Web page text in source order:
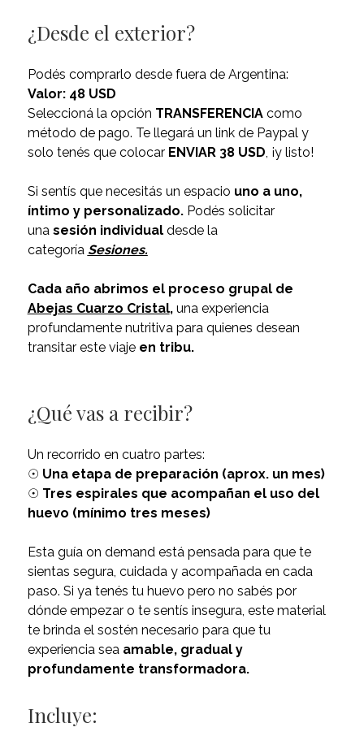
¿Desde el exterior?
Podés comprarlo desde fuera de Argentina:
Valor: 48 USD
Seleccioná la opción TRANSFERENCIAcomo
método de pago. Te llegará un link de Paypal y
solo tenés que colocar ENVIAR 38 USD , ¡y listo!
Si sentís que necesitás un espacio uno a uno,
íntimo y personalizado.Podés solicitar
una sesión individualdesde la
categoría Sesiones.
Cada año abrimos el proceso grupal de
Abejas Cuarzo Cristal, una experiencia
profundamente nutritiva para quienes desean
transitar este viaje en tribu.
¿Qué vas a recibir?
Un recorrido en cuatro partes:
☉ Una etapa de preparación (aprox. un mes)
☉ Tres espirales que acompañan el uso del
huevo (mínimo tres meses)
Esta guía on demand está pensada para que te
sientas segura, cuidada y acompañada en cada
paso. Si ya tenés tu huevo pero no sabés por
dónde empezar o te sentís insegura, este material
te brinda el sostén necesario para que tu
experiencia sea amable, gradual y
profundamente transformadora.
Incluye: